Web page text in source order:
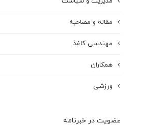
مقاله و مصاحبه
مهندسی کاغذ
همکاران
ورزشی
عضویت در خبرنامه